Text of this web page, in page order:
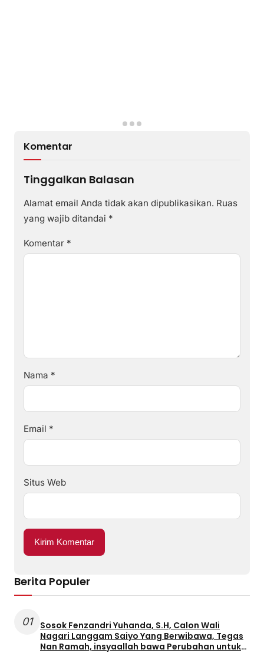
Komentar
Tinggalkan Balasan
Alamat email Anda tidak akan dipublikasikan. Ruas
yang wajib ditandai *
Komentar *
Nama *
Email *
Situs Web
Berita Populer
01
Sosok Fenzandri Yuhanda, S.H, Calon Wali
Nagari Langgam Saiyo Yang Berwibawa, Tegas
Nan Ramah, insyaallah bawa Perubahan untuk